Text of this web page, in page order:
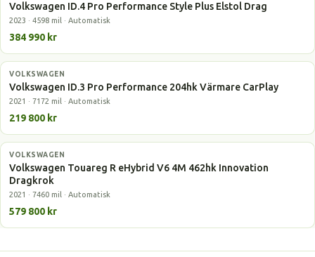
Volkswagen ID.4 Pro Performance Style Plus Elstol Drag
2023 · 4598 mil · Automatisk
384 990 kr
Elbil
VOLKSWAGEN
Volkswagen ID.3 Pro Performance 204hk Värmare CarPlay
2021 · 7172 mil · Automatisk
219 800 kr
Laddhybrid
VOLKSWAGEN
Volkswagen Touareg R eHybrid V6 4M 462hk Innovation
Dragkrok
2021 · 7460 mil · Automatisk
579 800 kr